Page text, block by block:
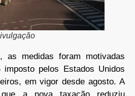
as medidas foram motivadas
pelos Estados Unidos
em vigor desde agosto. A